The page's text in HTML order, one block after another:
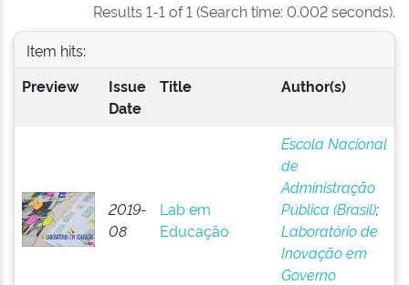
Results 1-1 of 1 (Search time: 0.002 seconds).
Item hits:
Preview
Issue
Date
Title Author(s)
2019-
08
Lab em
Educação
Escola Nacional
de
Administração
Pública (Brasil);
Laboratório de
Inovação em
Governo